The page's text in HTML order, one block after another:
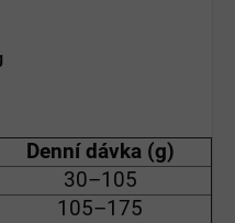
Denní dávka (g)
30–105
105–175